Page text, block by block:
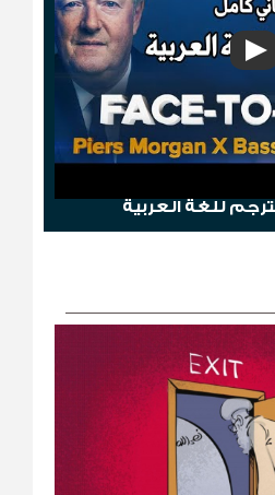
للغة العربية